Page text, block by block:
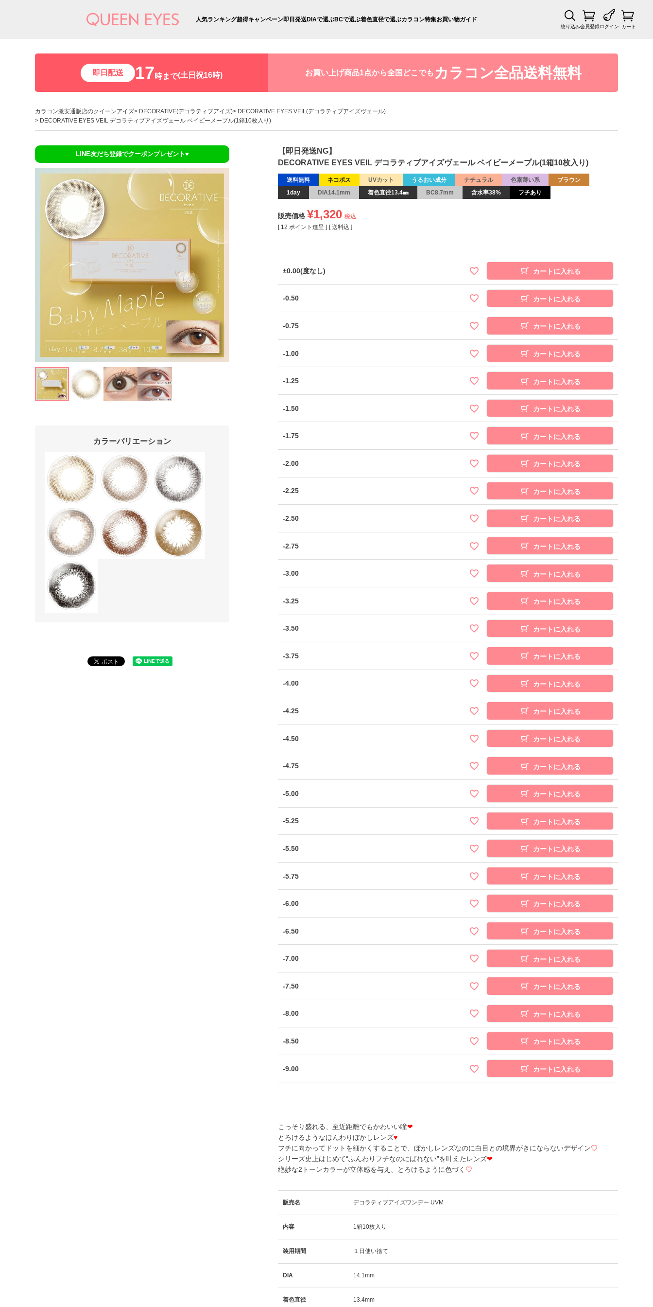
人気ランキング超得キャンペーン即日発送DIAで選ぶBCで選ぶ着色直径で選ぶカラコン特集お買い物ガイド
絞り込み会員登録ログイン カート
即日配送 17時まで(土日祝16時) お買い上げ商品1点から全国どこでも カラコン全品送料無料
カラコン激安通販店のクイーンアイズ DECORATIVE(デコラティブアイズ)
DECORATIVE EYES VEIL(デコラティブアイズヴェール)
DECORATIVE EYES VEIL デコラティブアイズヴェール ベイビーメープル(1箱10枚入り)
LINE友だち登録でクーポンプレゼント♥
カラーバリエーション
【即日発送NG】
DECORATIVE EYES VEIL デコラティブアイズヴェール ベイビーメープル(1箱10枚入り)
送料無料 ネコポス UVカット うるおい成分 ナチュラル 色素薄い系
ブラウン
1day
DIA14.1mm 着色直径13.4㎜ BC8.7mm 含水率38% フチあり
販売価格 ¥1,320 税込
[ 12 ポイント進呈 ] 送料込
±0.00(度なし) カートに入れる
-0.50 カートに入れる
-0.75 カートに入れる
-1.00 カートに入れる
-1.25 カートに入れる
-1.50 カートに入れる
-1.75 カートに入れる
-2.00 カートに入れる
-2.25 カートに入れる
-2.50 カートに入れる
-2.75 カートに入れる
-3.00 カートに入れる
-3.25 カートに入れる
-3.50 カートに入れる
-3.75 カートに入れる
-4.00 カートに入れる
-4.25 カートに入れる
-4.50 カートに入れる
-4.75 カートに入れる
-5.00 カートに入れる
-5.25 カートに入れる
-5.50 カートに入れる
-5.75 カートに入れる
-6.00 カートに入れる
-6.50 カートに入れる
-7.00 カートに入れる
-7.50 カートに入れる
-8.00 カートに入れる
-8.50 カートに入れる
-9.00 カートに入れる
こっそり盛れる、至近距離でもかわいい瞳❤
とろけるようなほんわりぼかしレンズ♥
フチに向かってドットを細かくすることで、ぼかしレンズなのに白目との境界がきにならないデザイン♡
シリーズ史上はじめて“ふんわりフチなのにばれない”を叶えたレンズ❤
絶妙な2トーンカラーが立体感を与え、とろけるように色づく ♡
販売名 デコラティブアイズワンデー UVM
内容 1箱10枚入り
装用期間 １日使い捨て
DIA 14.1mm
着色直径 13.4mm